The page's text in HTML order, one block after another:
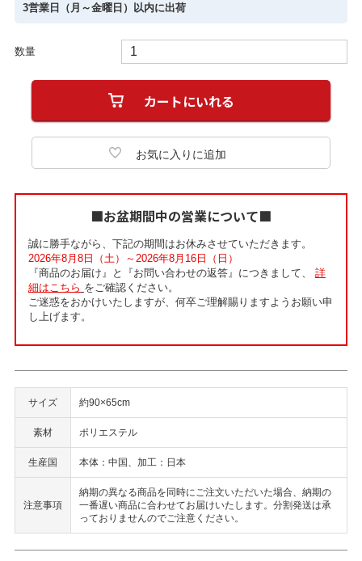
3営業日（月～金曜日）以内に出荷
数量
■お盆期間中の営業について■
誠に勝手ながら、下記の期間はお休みさせていただきます。
2026年8月8日（土）～2026年8月16日（日）
『商品のお届け』と『お問い合わせの返答』につきまして、 詳
細はこちら をご確認ください。
ご迷惑をおかけいたしますが、何卒ご理解賜りますようお願い申
し上げます。
サイズ 約90×65cm
素材 ポリエステル
生産国 本体：中国、加工：日本
注意事項
納期の異なる商品を同時にご注文いただいた場合、納期の
一番遅い商品に合わせてお届けいたします。分割発送は承
っておりませんのでご注意ください。